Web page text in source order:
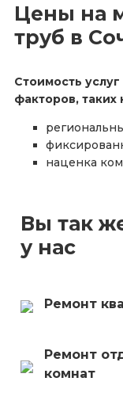
Цены на
труб в
Стоимость
факторов, таких
наценка
Вы так
у нас
Ремонт
Ремонт
комнат